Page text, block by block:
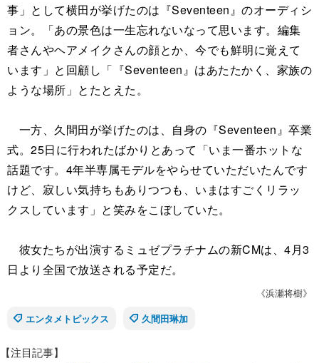
事」として横田が挙げたのは『Seventeen』のオーディシ
ョン。「あの景色は一生忘れないなって思います。編集
者さんやヘアメイクさんの顔とか、今でも鮮明に覚えて
います」と回顧し「『Seventeen』はあたたかく、家族の
ような場所」とたとえた。
一方、久間田が挙げたのは、自身の『Seventeen』卒業
式。25日に行われたばかりとあって「いま一番ホットな
話題です。4年半専属モデルをやらせていただいたんです
けど、寂しい気持ちもありつつも、いまはすごくリラッ
クスしています」と笑みをこぼしていた。
彼女たちが出演するミュゼプラチナムの新CMは、4月3
日より全国で放送される予定だ。
《浜瀬将樹》
エンタメトピックス
久間田琳加
【注目記事】